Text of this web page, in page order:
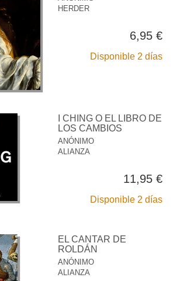
HERDER
6,95 €
Disponible 2 días
I CHING O EL LIBRO DE
LOS CAMBIOS
ANÓNIMO
ALIANZA
11,95 €
Disponible 2 días
EL CANTAR DE
ROLDÁN
ANÓNIMO
ALIANZA